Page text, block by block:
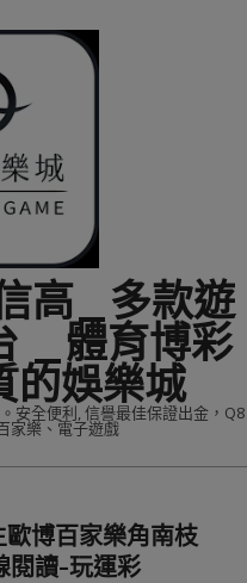
高_多款遊
_體育博彩
的娛樂城
安全便利, 信譽最佳保證出金，Q8
家樂、電子遊戲
博百家樂角南枝
閱讀-玩運彩